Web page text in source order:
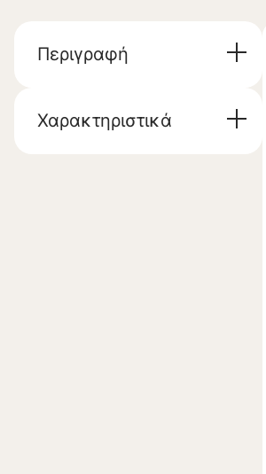
Περιγραφή
Χαρακτηριστικά